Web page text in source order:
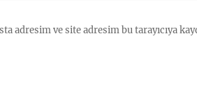
adresim ve site adresim bu tarayıcıya